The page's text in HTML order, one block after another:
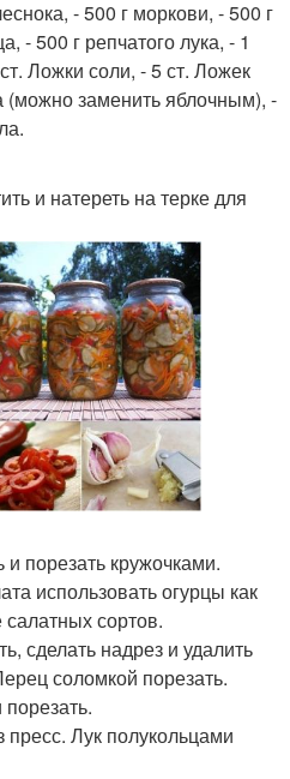
- 500 г моркови, - 500 г
- 500 г репчатого лука, - 1
Ложки соли, - 5 ст. Ложек
(можно заменить яблочным), -
и натереть на терке для
порезать кружочками.
использовать огурцы как
сортов.
сделать надрез и удалить
соломкой порезать.
пресс. Лук полукольцами